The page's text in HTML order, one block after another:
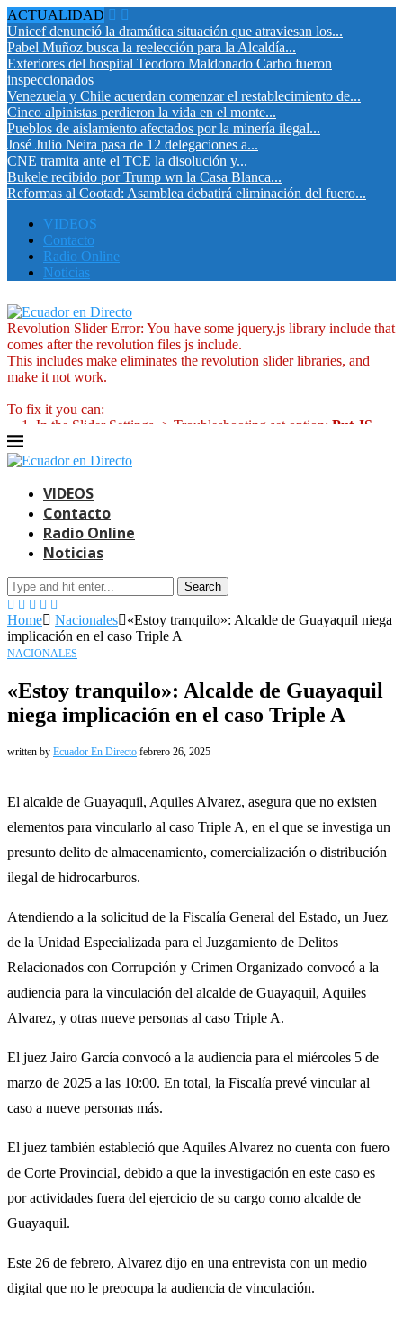
ACTUALIDAD
Unicef denunció la dramática situación que atraviesan los...
Pabel Muñoz busca la reelección para la Alcaldía...
Exteriores del hospital Teodoro Maldonado Carbo fueron
inspeccionados
Venezuela y Chile acuerdan comenzar el restablecimiento de...
Cinco alpinistas perdieron la vida en el monte...
Pueblos de aislamiento afectados por la minería ilegal...
José Julio Neira pasa de 12 delegaciones a...
CNE tramita ante el TCE la disolución y...
Bukele recibido por Trump wn la Casa Blanca...
Reformas al Cootad: Asamblea debatirá eliminación del fuero...
VIDEOS
Contacto
Radio Online
Noticias
Revolution Slider Error: You have some jquery.js library include that
comes after the revolution files js include.
This includes make eliminates the revolution slider libraries, and
make it not work.
To fix it you can:
1. In the Slider Settings -> Troubleshooting set option: Put JS
Includes To Body
2. Find the double jquery.js include and remove it.
VIDEOS
Contacto
Radio Online
Noticias
Search
Home Nacionales
«Estoy tranquilo»: Alcalde de Guayaquil niega
implicación en el caso Triple A
NACIONALES
«Estoy tranquilo»: Alcalde de Guayaquil
niega implicación en el caso Triple A
written by Ecuador En Directo febrero 26, 2025
El alcalde de Guayaquil, Aquiles Alvarez, asegura que no existen
elementos para vincularlo al caso Triple A, en el que se investiga un
presunto delito de almacenamiento, comercialización o distribución
ilegal de hidrocarburos.
Atendiendo a la solicitud de la Fiscalía General del Estado, un Juez
de la Unidad Especializada para el Juzgamiento de Delitos
Relacionados con Corrupción y Crimen Organizado convocó a la
audiencia para la vinculación del alcalde de Guayaquil, Aquiles
Alvarez, y otras nueve personas al caso Triple A.
El juez Jairo García convocó a la audiencia para el miércoles 5 de
marzo de 2025 a las 10:00. En total, la Fiscalía prevé vincular al
caso a nueve personas más.
El juez también estableció que Aquiles Alvarez no cuenta con fuero
de Corte Provincial, debido a que la investigación en este caso es
por actividades fuera del ejercicio de su cargo como alcalde de
Guayaquil.
Este 26 de febrero, Alvarez dijo en una entrevista con un medio
digital que no le preocupa la audiencia de vinculación.